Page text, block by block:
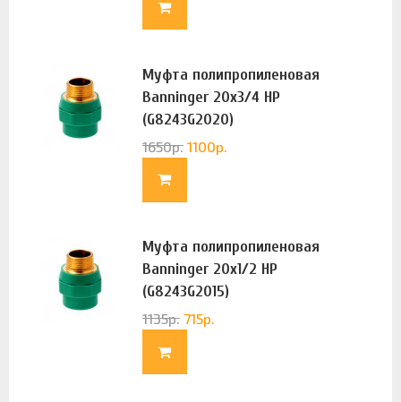
Муфта полипропиленовая
Banninger 20х3/4 НР
(G8243G2020)
1650р. 1100р.
Муфта полипропиленовая
Banninger 20х1/2 НР
(G8243G2015)
1135р. 715р.